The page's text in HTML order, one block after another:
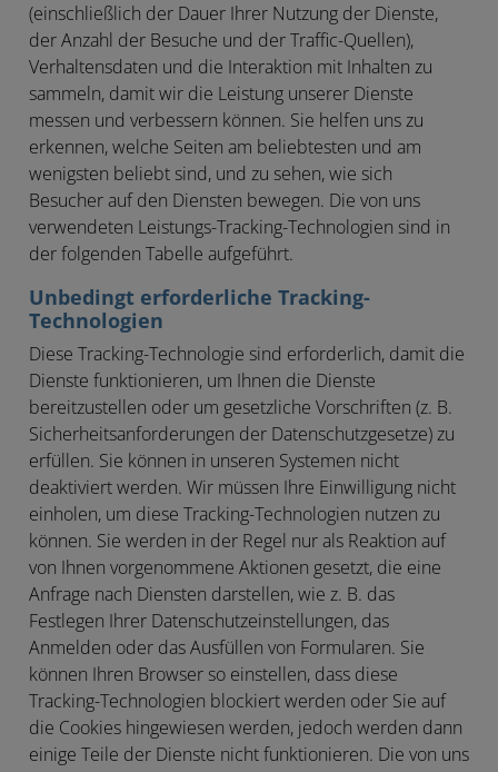
(einschließlich der Dauer Ihrer Nutzung der Dienste,
der Anzahl der Besuche und der Traffic-Quellen),
Verhaltensdaten und die Interaktion mit Inhalten zu
sammeln, damit wir die Leistung unserer Dienste
messen und verbessern können. Sie helfen uns zu
erkennen, welche Seiten am beliebtesten und am
wenigsten beliebt sind, und zu sehen, wie sich
Besucher auf den Diensten bewegen. Die von uns
verwendeten Leistungs-Tracking-Technologien sind in
der folgenden Tabelle aufgeführt.
Unbedingt erforderliche Tracking-
Technologien
Diese Tracking-Technologie sind erforderlich, damit die
Dienste funktionieren, um Ihnen die Dienste
bereitzustellen oder um gesetzliche Vorschriften (z. B.
Sicherheitsanforderungen der Datenschutzgesetze) zu
erfüllen. Sie können in unseren Systemen nicht
deaktiviert werden. Wir müssen Ihre Einwilligung nicht
einholen, um diese Tracking-Technologien nutzen zu
können. Sie werden in der Regel nur als Reaktion auf
von Ihnen vorgenommene Aktionen gesetzt, die eine
Anfrage nach Diensten darstellen, wie z. B. das
Festlegen Ihrer Datenschutzeinstellungen, das
Anmelden oder das Ausfüllen von Formularen. Sie
können Ihren Browser so einstellen, dass diese
Tracking-Technologien blockiert werden oder Sie auf
die Cookies hingewiesen werden, jedoch werden dann
einige Teile der Dienste nicht funktionieren. Die von uns